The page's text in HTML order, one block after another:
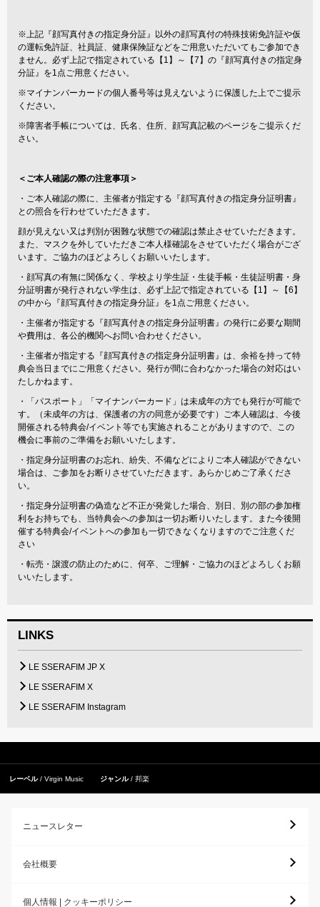
※上記『顔写真付きの指定身分証』以外の顔写真付の特殊技術免許証や仮
の運転免許証、社員証、健康保険証などをご用意いただいてもご参加でき
ません。必ず上記で指定されている【1】～【7】の『顔写真付きの指定身
分証』を1点ご用意ください。
※マイナンバーカードの個人番号等は見えないように保護した上でご提示
ください。
※障害者手帳については、氏名、住所、顔写真記載のページをご提示くだ
さい。
＜ご本人確認の際の注意事項＞
・ご本人確認の際に、主催者が指定する『顔写真付きの指定身分証明書』
との照合を行わせていただきます。
顔が見えない又は判別が困難な状態での確認は禁止させていただきます。
また、マスクを外していただきご本人様確認をさせていただく場合がござ
います。ご協力のほどよろしくお願いいたします。
・顔写真の有無に関係なく、学校より学生証・生徒手帳・生徒証明書・身
分証明書が発行されない学生は、必ず上記で指定されている【1】～【6】
の中から『顔写真付きの指定身分証』を1点ご用意ください。
・主催者が指定する『顔写真付きの指定身分証明書』の発行に必要な期間
や費用は、各公的機関へお問い合わせください。
・主催者が指定する『顔写真付きの指定身分証明書』は、余裕を持って特
典会当日までにご用意ください。発行が間に合わなかった場合の対応はい
たしかねます。
・「パスポート」「マイナンバーカード」は未成年の方でも発行が可能で
す。（未成年の方は、保護者の方の同意が必要です）ご本人確認は、今後
開催される特典会/イベント等でも実施されることがありますので、この
機会に事前のご準備をお願いいたします。
・指定身分証明書のお忘れ、紛失、不備などによりご本人確認ができない
場合は、ご参加をお断りさせていただきます。あらかじめご了承くださ
い。
・指定身分証明書の偽造など不正が発覚した場合、別日、別の部の参加権
利をお持ちでも、当特典会への参加は一切お断りいたします。また今後開
催する特典会/イベントへの参加も一切できなくなりますのでご注意くだ
さい
・転売・譲渡の防止のために、何卒、ご理解・ご協力のほどよろしくお願
いいたします。
LINKS
LE SSERAFIM JP X
LE SSERAFIM X
LE SSERAFIM Instagram
レーベル Virgin Music ジャンル 邦楽
ニュースレター
会社概要
個人情報 | クッキーポリシー